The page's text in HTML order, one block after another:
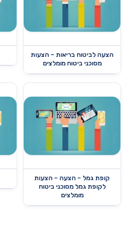
הצעה לביטוח בריאות – הצעות
מסוכני ביטוח מומלצים
קופת גמל – הצעה – הצעות
לקופת גמל מסוכני ביטוח
מומלצים